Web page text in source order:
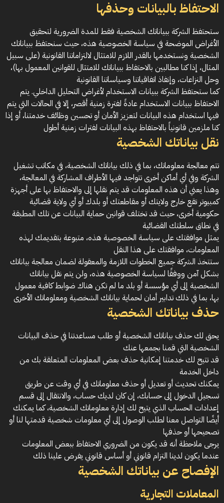
الاحتفاظ بالبيانات وحذفها
ستحتفظ الشركة ببياناتك الشخصية فقط للمدة الضرورية لتحقيق
الأغراض الموضحة في سياسة الخصوصية هذه، حيث سنحتفظ ببياناتك
الشخصية ونستخدمها بالقدر اللازم للامتثال لالتزاماتنا القانونية (على سبيل
المثال، إذا كنا مطالبين بالاحتفاظ ببياناتك للامتثال للقوانين المعمول بها)،
وحل النزاعات، وإنفاذ اتفاقياتنا وسياساتنا القانونية
كما ستحتفظ الشركة ببيانات الاستخدام لأغراض التحليل الداخلي. يتم
الاحتفاظ ببيانات الاستخدام عادةً لفترة زمنية أقصر، إلا في الحالات التي يتم
فيها استخدام هذه البيانات لتعزيز الأمان أو تحسين وظائف خدمتنا، أو إذا
كنا ملزمين قانونياً بالاحتفاظ بهذه البيانات لفترات زمنية أطول
نقل بياناتك الشخصية
تتم معالجة معلوماتك، بما في ذلك بياناتك الشخصية، في مكاتب تشغيل
الشركة وفي أي أماكن أخرى تتواجد فيها الأطراف المشاركة في المعالجة،
وهذا يعني أن هذه المعلومات قد يتم نقلها إلى والاحتفاظ بها على أجهزة
كمبيوتر تقع خارج ولايتك أو مقاطعتك أو بلدك أو أي ولاية قضائية
حكومية أخرى، حيث قد تختلف قوانين حماية البيانات عن تلك المطبقة
في نطاق سلطتك القضائية
يمثل موافقتك على سياسة الخصوصية هذه، متبوعة بتقديمك لهذه
المعلومات، موافقتك على هذا النقل
ستتخذ الشركة جميع الخطوات اللازمة والمعقولة لضمان معالجة بياناتك
بشكل آمن ووفقًا لسياسة الخصوصية هذه، ولن يتم نقل بياناتك
الشخصية إلى أي مؤسسة أو بلد ما لم تكن هناك ضوابط كافية معمول
بها، بما في ذلك تدابير أمان لحماية بياناتك الشخصية ومعلوماتك الأخرى
حذف بياناتك الشخصية
يحق لك حذف بياناتك الشخصية أو طلب مساعدتنا في حذف البيانات
الشخصية التي قمنا بجمعها عنك
قد تتيح لك خدمتنا إمكانية حذف بعض المعلومات المتعلقة بك من
داخل الخدمة
يمكنك تحديث أو تعديل أو حذف معلوماتك في أي وقت عن طريق
تسجيل الدخول إلى حسابك، إن كان لديك حساب، والانتقال إلى قسم
إعدادات الحساب الذي يتيح لك إدارة معلوماتك الشخصية، كما يمكنك
أيضًا التواصل معنا لطلب الوصول إلى أي معلومات شخصية قدمتها لنا أو
تصحيحها أو حذفها
يرجى ملاحظة أنه قد يكون من الضروري الاحتفاظ ببعض المعلومات
عندما يكون لدينا التزام قانوني أو أساس قانوني يفرض علينا ذلك
الإفصاح عن بياناتك الشخصية
المعاملات التجارية